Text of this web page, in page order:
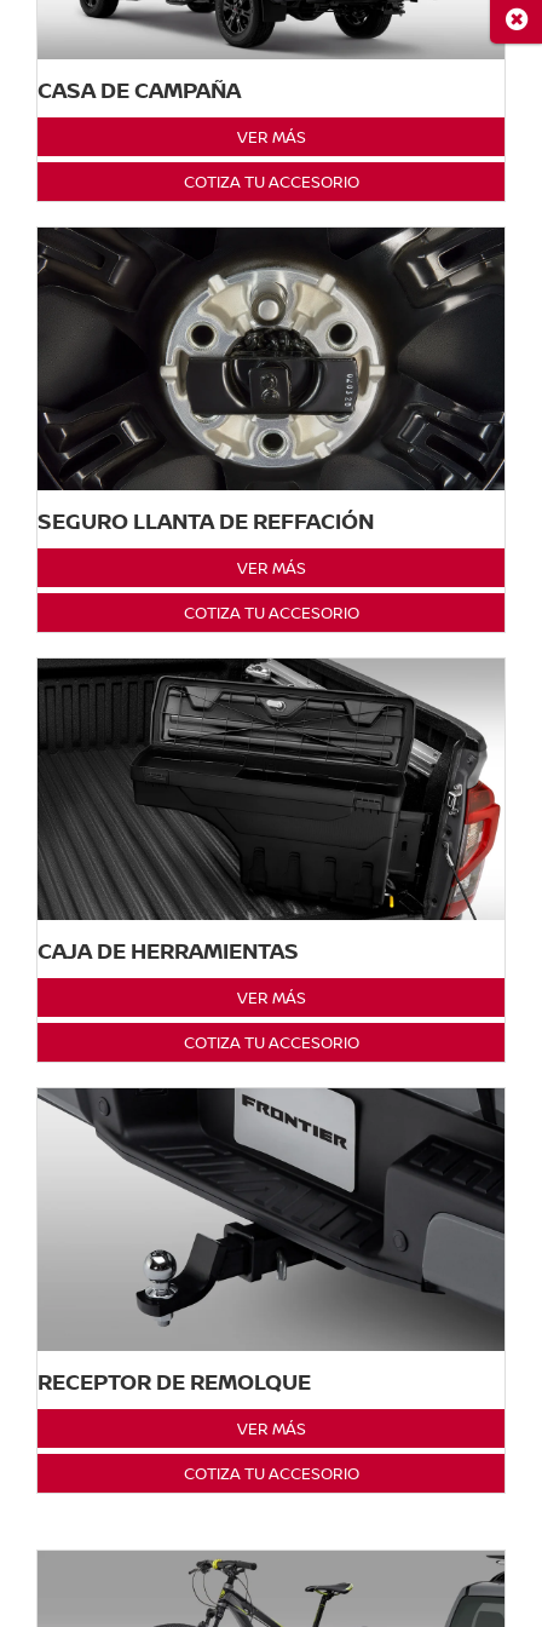
CASA DE CAMPAÑA
VER MÁS
COTIZA TU ACCESORIO
SEGURO LLANTA DE REFFACIÓN
VER MÁS
COTIZA TU ACCESORIO
CAJA DE HERRAMIENTAS
VER MÁS
COTIZA TU ACCESORIO
RECEPTOR DE REMOLQUE
VER MÁS
COTIZA TU ACCESORIO